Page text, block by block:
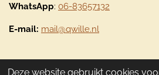
Deze website gebruikt cookies
WhatsApp: 06-83657132
E-mail: mail@qwille.nl